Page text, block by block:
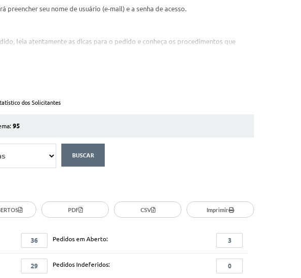
seu nome de usuário (e-mail) e a senha de acesso.
leia atentamente as dicas para o pedido e conheça os procedimentos que
pois ele é o comprovante do cadastro da solicitação via sistema.
por mais 10 (dez) dias, desde que haja justificativa.
plataforma pela qual abriu seu pedido de acesso à informação.
dos Solicitantes
95
PDF CSV Imprimir
36 Pedidos em Aberto: 3
29 Pedidos Indeferidos: 0